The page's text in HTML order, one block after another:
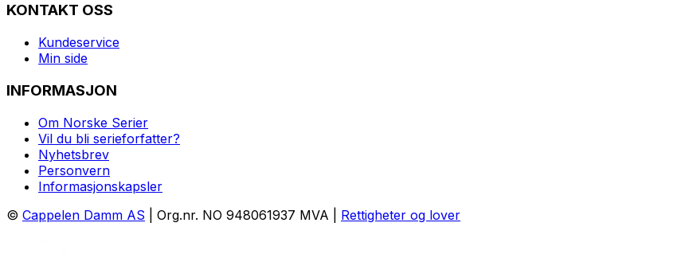
KONTAKT OSS
Kundeservice
Min side
INFORMASJON
Om Norske Serier
Vil du bli serieforfatter?
Nyhetsbrev
Personvern
Informasjonskapsler
© Cappelen Damm AS | Org.nr. NO 948061937 MVA | Rettigheter og lover